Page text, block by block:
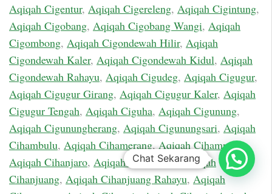
Aqiqah Cigentur, Aqiqah Cigereleng, Aqiqah Cigintung,
Aqiqah Cigobang, Aqiqah Cigobang Wangi, Aqiqah
Cigombong, Aqiqah Cigondewah Hilir, Aqiqah
Cigondewah Kaler, Aqiqah Cigondewah Kidul, Aqiqah
Cigondewah Rahayu, Aqiqah Cigudeg, Aqiqah Cigugur,
Aqiqah Cigugur Girang, Aqiqah Cigugur Kaler, Aqiqah
Cigugur Tengah, Aqiqah Ciguha, Aqiqah Cigunung,
Aqiqah Cigunungherang, Aqiqah Cigunungsari, Aqiqah
Cihambulu, Aqiqah Cihamerang,Aqiqah Cihampelas,
Aqiqah Cihanjaro, Aqiqah Cihanjawar,Aqiqah
Cihanjuang, Aqiqah Cihanjuang Rahayu, Aqiqah
Chat Sekarang